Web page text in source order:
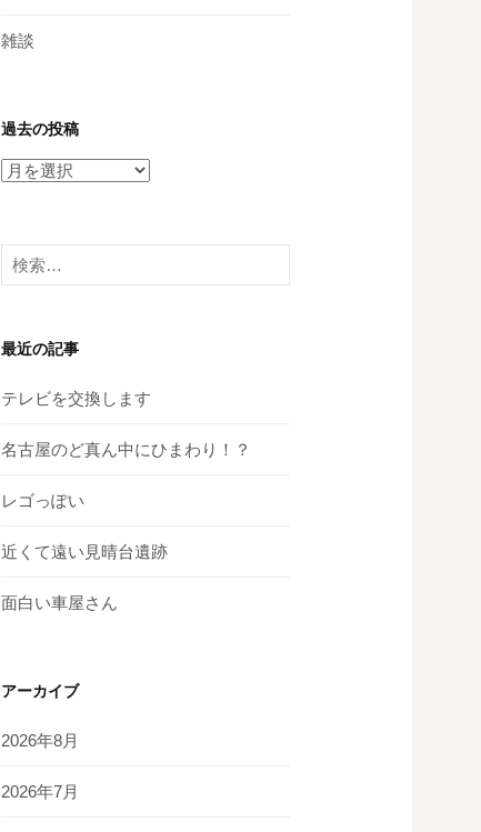
雑談
過去の投稿
過
投
稿
検
索:
最近の記事
テレビを交換します
名古屋のど真ん中にひまわり！？
レゴっぽい
近くて遠い見晴台遺跡
面白い車屋さん
アーカイブ
2026年8月
2026年7月